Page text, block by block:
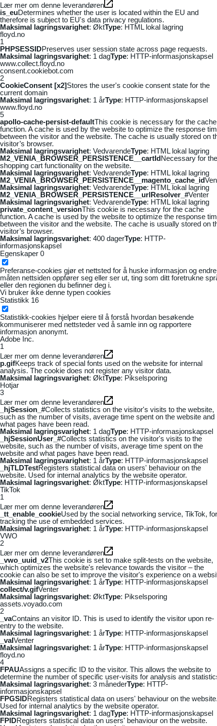
Lær mer om denne leverandøren
is_euDetermines whether the user is located within the EU and
therefore is subject to EU's data privacy regulations.
Maksimal lagringsvarighet: ØktType: HTML lokal lagring
floyd.no
1
PHPSESSIDPreserves user session state across page requests.
Maksimal lagringsvarighet: 1 dagType: HTTP-informasjonskapsel
www.collect.floyd.no
consent.cookiebot.com
2
CookieConsent [x2]Stores the user's cookie consent state for the
current domain
Maksimal lagringsvarighet: 1 årType: HTTP-informasjonskapsel
www.floyd.no
5
apollo-cache-persist-defaultThis cookie is necessary for the cache
function. A cache is used by the website to optimize the response
between the visitor and the website. The cache is usually stored on
visitor’s browser.
Maksimal lagringsvarighet: VedvarendeType: HTML lokal lagring
M2_VENIA_BROWSER_PERSISTENCE__cartIdNecessary for the
shopping cart functionality on the website.
Maksimal lagringsvarighet: VedvarendeType: HTML lokal lagring
M2_VENIA_BROWSER_PERSISTENCE__magento_cache_id
Maksimal lagringsvarighet: VedvarendeType: HTML lokal lagring
M2_VENIA_BROWSER_PERSISTENCE__urlResolver_#Venter
Maksimal lagringsvarighet: VedvarendeType: HTML lokal lagring
private_content_versionThis cookie is necessary for the cache
function. A cache is used by the website to optimize the response
between the visitor and the website. The cache is usually stored on
visitor’s browser.
Maksimal lagringsvarighet: 400 dagerType: HTTP-
informasjonskapsel
Egenskaper 0
Preferanse-cookies gjør et nettsted for å huske informasjon og
måten nettsiden oppfører seg eller ser ut, ting som ditt foretrukne
eller den regionen du befinner deg i.
Vi bruker ikke denne typen cookies
Statistikk 16
Statistikk-cookies hjelper eiere til å forstå hvordan besøkende
kommuniserer med nettsteder ved å samle inn og rapportere
informasjon anonymt.
Adobe Inc.
1
Lær mer om denne leverandøren
p.gifKeeps track of special fonts used on the website for internal
analysis. The cookie does not register any visitor data.
Maksimal lagringsvarighet: ØktType: Pikselsporing
Hotjar
3
Lær mer om denne leverandøren
_hjSession_#Collects statistics on the visitor's visits to the website,
such as the number of visits, average time spent on the website and
what pages have been read.
Maksimal lagringsvarighet: 1 dagType: HTTP-informasjonskapsel
_hjSessionUser_#Collects statistics on the visitor's visits to the
website, such as the number of visits, average time spent on the
website and what pages have been read.
Maksimal lagringsvarighet: 1 årType: HTTP-informasjonskapsel
_hjTLDTestRegisters statistical data on users' behaviour on the
website. Used for internal analytics by the website operator.
Maksimal lagringsvarighet: ØktType: HTTP-informasjonskapsel
TikTok
1
Lær mer om denne leverandøren
_tt_enable_cookieUsed by the social networking service, TikTok, for
tracking the use of embedded services.
Maksimal lagringsvarighet: 1 årType: HTTP-informasjonskapsel
VWO
2
Lær mer om denne leverandøren
_vwo_uuid_v2This cookie is set to make split-tests on the website,
which optimizes the website's relevance towards the visitor – the
cookie can also be set to improve the visitor's experience on a
Maksimal lagringsvarighet: 1 årType: HTTP-informasjonskapsel
collect/v.gifVenter
Maksimal lagringsvarighet: ØktType: Pikselsporing
assets.voyado.com
2
_vaContains an visitor ID. This is used to identify the visitor upon re-
entry to the website.
Maksimal lagringsvarighet: 1 årType: HTTP-informasjonskapsel
_vaIVenter
Maksimal lagringsvarighet: 1 årType: HTTP-informasjonskapsel
floyd.no
4
FPAUAssigns a specific ID to the visitor. This allows the website to
determine the number of specific user-visits for analysis and
Maksimal lagringsvarighet: 3 månederType: HTTP-
informasjonskapsel
FPGSIDRegisters statistical data on users' behaviour on the
Used for internal analytics by the website operator.
Maksimal lagringsvarighet: 1 dagType: HTTP-informasjonskapsel
FPIDRegisters statistical data on users' behaviour on the website.